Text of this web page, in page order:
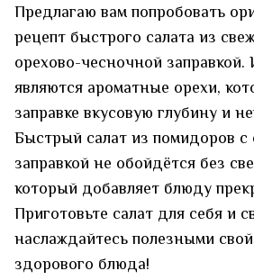
Предлагаю вам попробовать
рецепт быстрого салата из
орехово-чесночной
являются ароматные орехи,
заправке вкусовую глубину и
Быстрый салат из помидоров с
заправкой не обойдётся без
который добавляет блюду
Приготовьте салат для себя и
наслаждайтесь полезными
здорового блюда!